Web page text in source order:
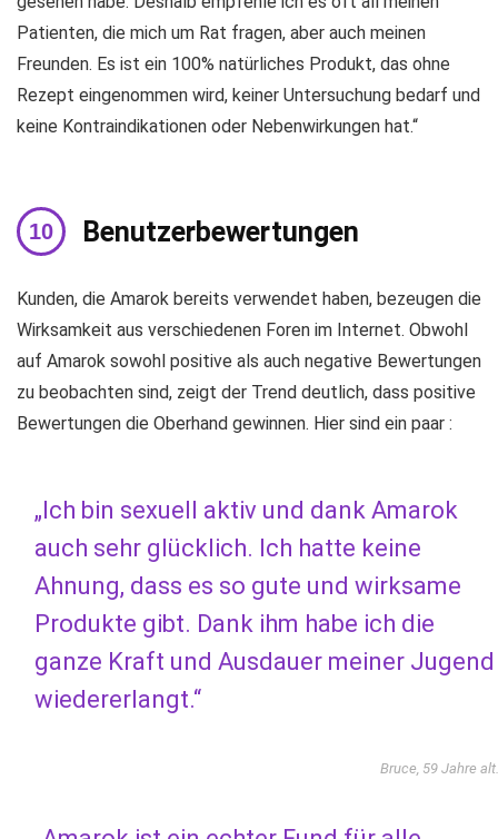
Patienten, die mich um Rat fragen, aber auch meinen
Freunden. Es ist ein 100% natürliches Produkt, das ohne
Rezept eingenommen wird, keiner Untersuchung bedarf und
keine Kontraindikationen oder Nebenwirkungen hat.“
Benutzerbewertungen
Kunden, die Amarok bereits verwendet haben, bezeugen die
Wirksamkeit aus verschiedenen Foren im Internet. Obwohl
auf Amarok sowohl positive als auch negative Bewertungen
zu beobachten sind, zeigt der Trend deutlich, dass positive
Bewertungen die Oberhand gewinnen. Hier sind ein paar :
„Ich bin sexuell aktiv und dank Amarok
auch sehr glücklich. Ich hatte keine
Ahnung, dass es so gute und wirksame
Produkte gibt. Dank ihm habe ich die
ganze Kraft und Ausdauer meiner Jugend
wiedererlangt.“
Bruce, 59 Jahre alt.